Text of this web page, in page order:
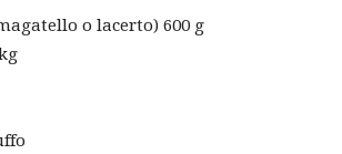
o lacerto) 600 g